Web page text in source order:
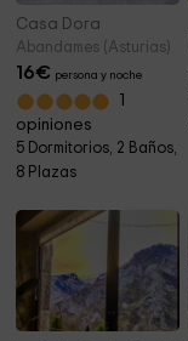
Casa Dora
Abandames (Asturias)
16€ persona y noche
opiniones
5 Dormitorios, 2 Baños,
8 Plazas